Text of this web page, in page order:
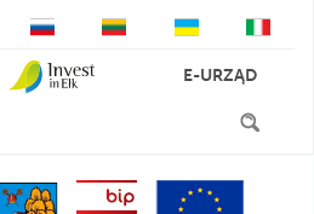
E-URZĄD